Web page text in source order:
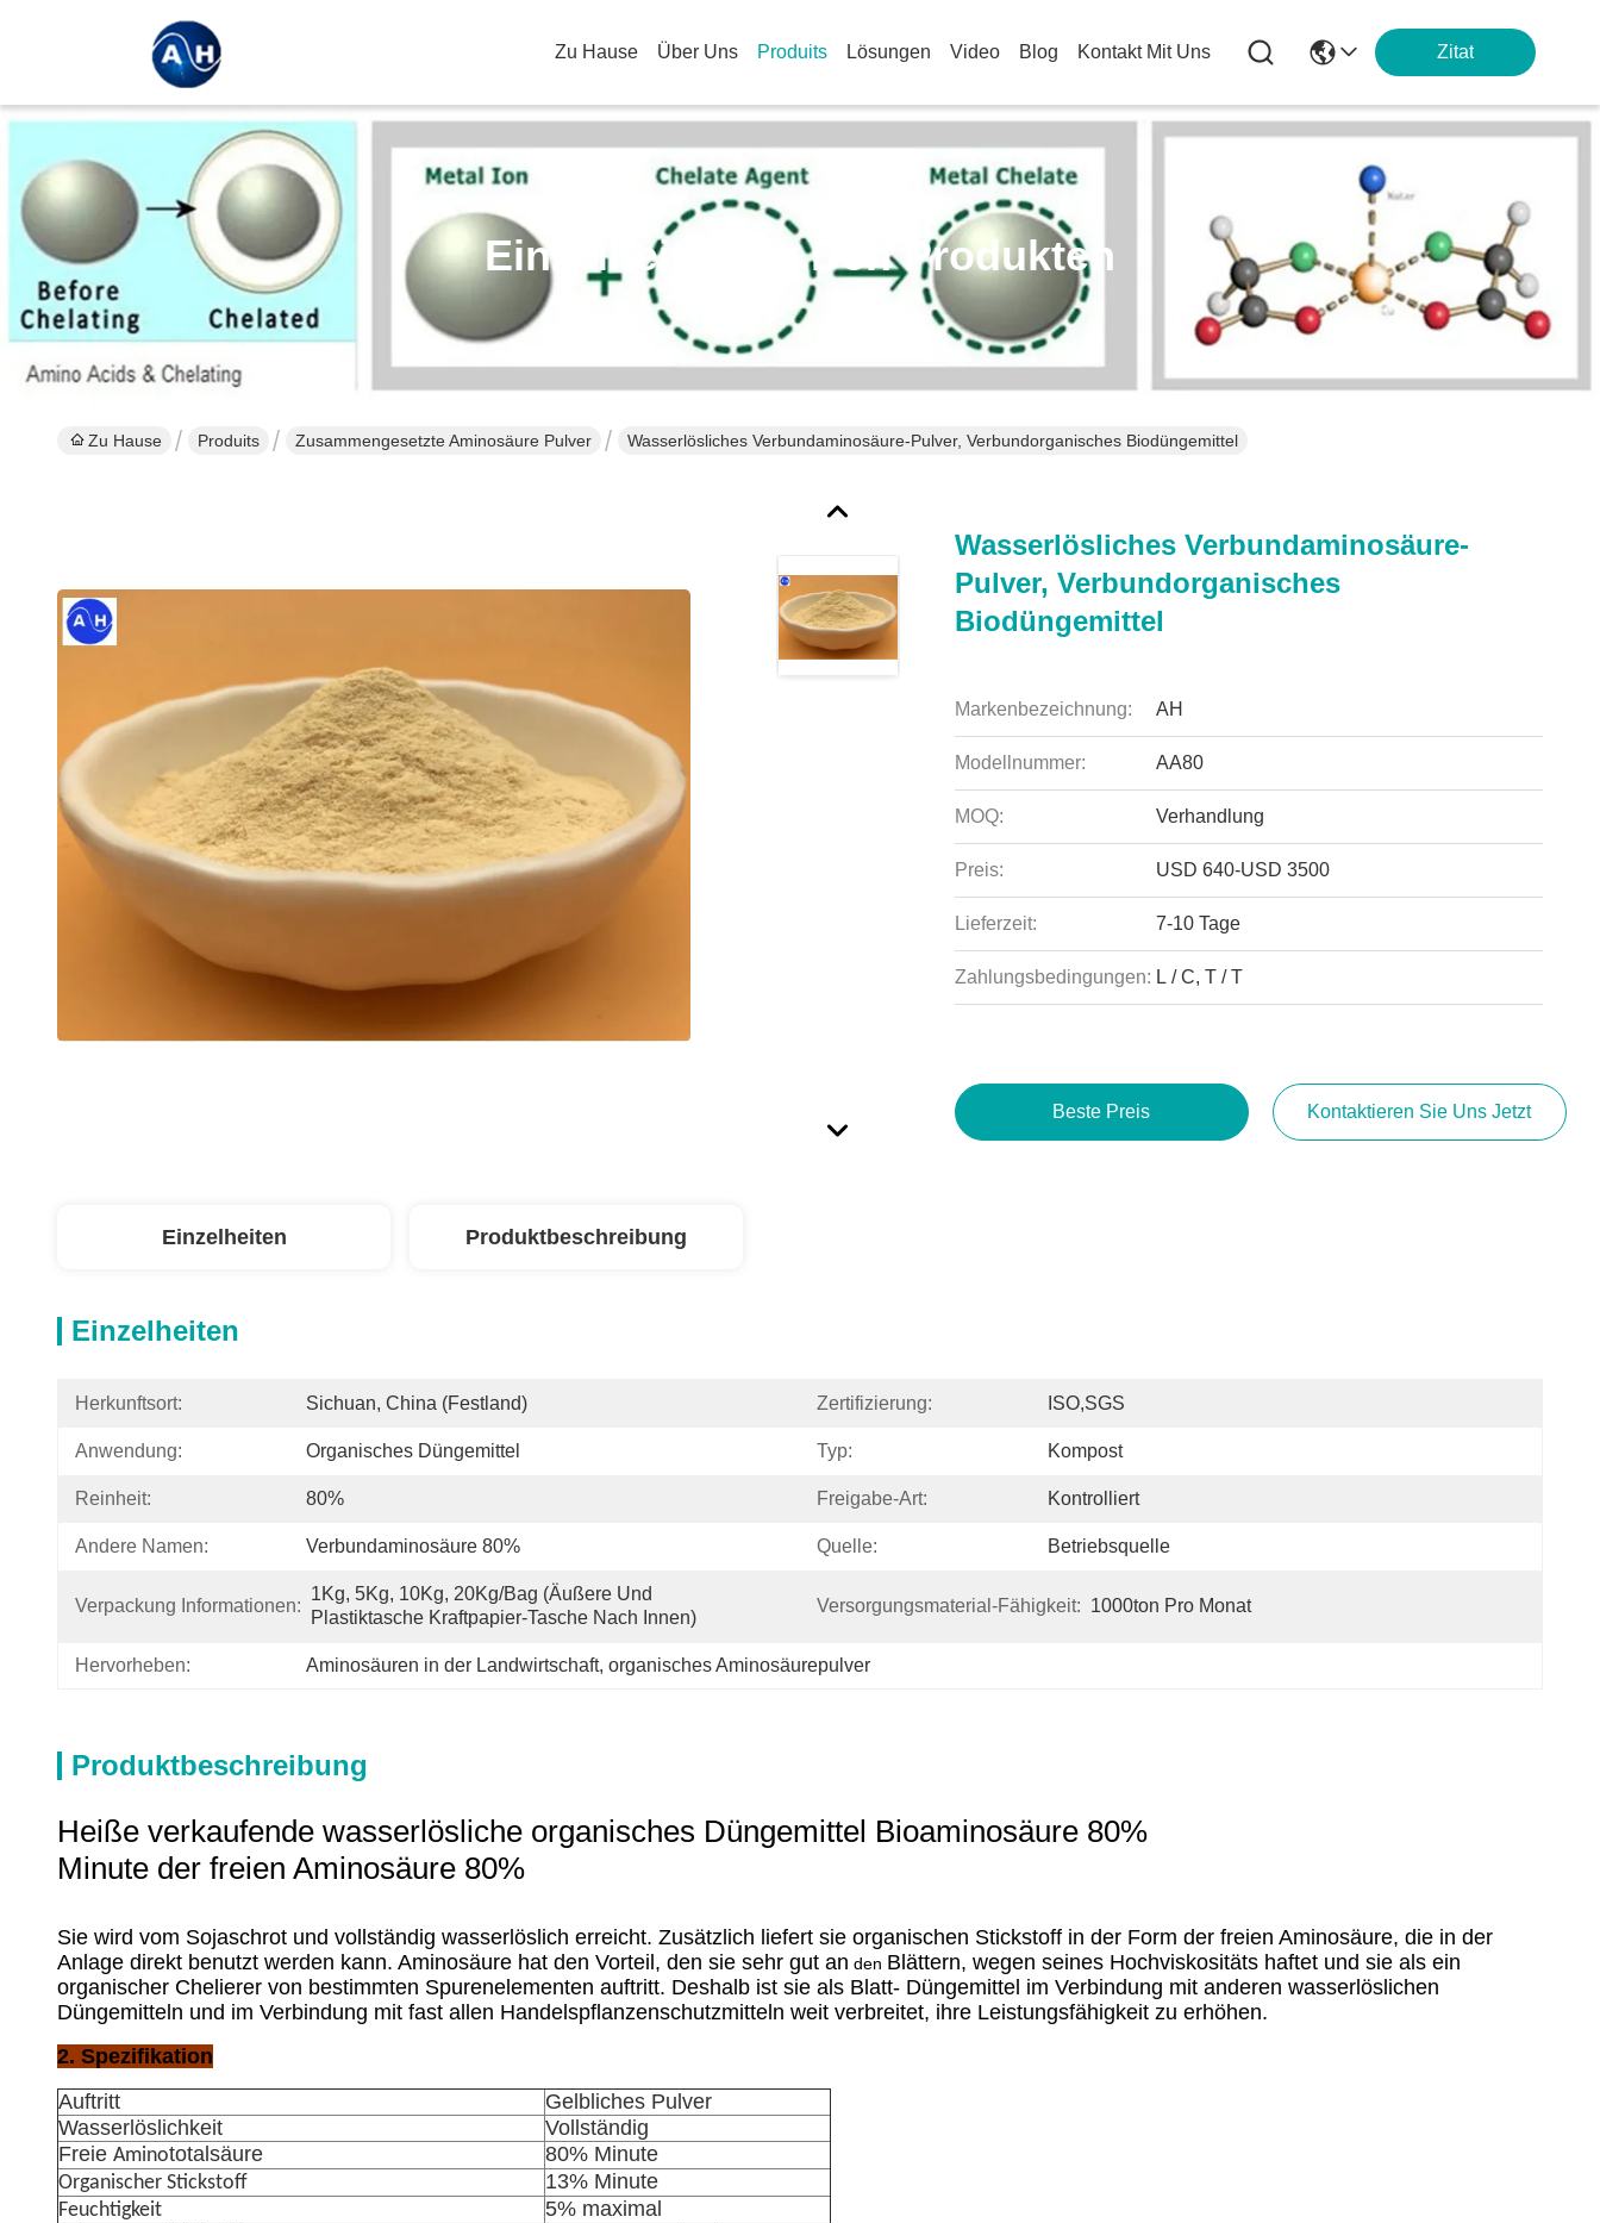
Zu Hause Über Uns Produits Lösungen Video Blog Kontakt Mit Uns Zitat
Einzelheiten Zu Den Produkten
Zu Hause Produits Zusammengesetzte Aminosäure Pulver Wasserlösliches Verbundaminosäure-Pulver, Verbundorganisches Biodüngemittel
Wasserlösliches Verbundaminosäure-
Pulver, Verbundorganisches
Biodüngemittel
Markenbezeichnung: AH
Modellnummer: AA80
MOQ: Verhandlung
Preis: USD 640-USD 3500
Lieferzeit: 7-10 Tage
Zahlungsbedingungen: L / C, T / T
Beste Preis Kontaktieren Sie Uns Jetzt
Einzelheiten Produktbeschreibung
Einzelheiten
Herkunftsort: Sichuan, China (Festland) Zertifizierung: ISO,SGS
Anwendung: Organisches Düngemittel Typ: Kompost
Reinheit: 80% Freigabe-Art: Kontrolliert
Andere Namen: Verbundaminosäure 80% Quelle: Betriebsquelle
Verpackung Informationen:
1Kg, 5Kg, 10Kg, 20Kg/Bag (äußere Und
Plastiktasche Kraftpapier-Tasche Nach Innen)
Versorgungsmaterial-Fähigkeit: 1000ton Pro Monat
Hervorheben: Aminosäuren in der Landwirtschaft, organisches Aminosäurepulver
Produktbeschreibung
Heiße verkaufende wasserlösliche organisches Düngemittel Bioaminosäure 80%
Minute der freien Aminosäure 80%
Sie wird vom Sojaschrot und vollständig wasserlöslich erreicht. Zusätzlich liefert sie organischen Stickstoff in der Form der freien Aminosäure, die in der
Anlage direkt benutzt werden kann. Aminosäure hat den Vorteil, den sie sehr gut an den Blättern, wegen seines Hochviskositäts haftet und sie als ein
organischer Chelierer von bestimmten Spurenelementen auftritt. Deshalb ist sie als Blatt- Düngemittel im Verbindung mit anderen wasserlöslichen
Düngemitteln und im Verbindung mit fast allen Handelspflanzenschutzmitteln weit verbreitet, ihre Leistungsfähigkeit zu erhöhen.
2. Spezifikation
Auftritt
Gelbliches Pulver
Wasserlöslichkeit
Vollständig
Freie Aminototalsäure 80% Minute
Organischer Stickstoff 13% Minute
Feuchtigkeit 5% maximal